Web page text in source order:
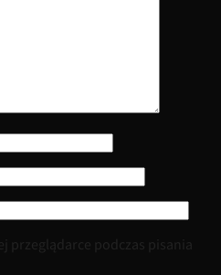
przeglądarce podczas pisania